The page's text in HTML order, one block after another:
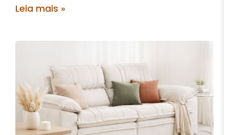
Leia mais »